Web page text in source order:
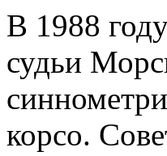
В 1988
судьи
корсо.